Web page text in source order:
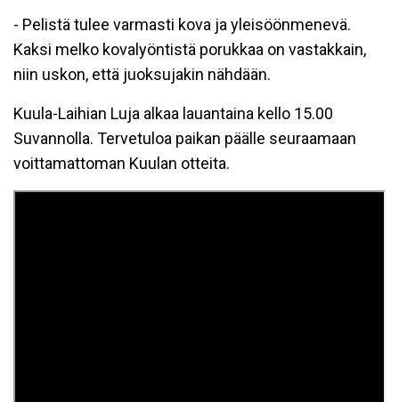
- Pelistä tulee varmasti kova ja yleisöönmenevä.
Kaksi melko kovalyöntistä porukkaa on vastakkain,
niin uskon, että juoksujakin nähdään.
Kuula-Laihian Luja alkaa lauantaina kello 15.00
Suvannolla. Tervetuloa paikan päälle seuraamaan
voittamattoman Kuulan otteita.